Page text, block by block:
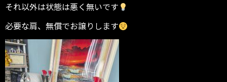
それ以外は状態は悪く無いです
必要な肩、無償でお譲りします